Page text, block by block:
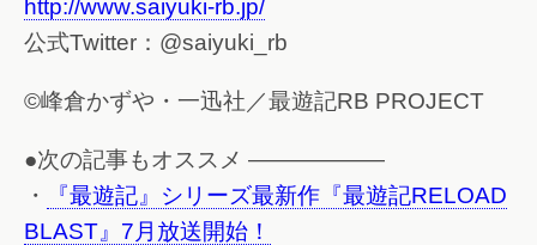
http://www.saiyuki-rb.jp/
公式Twitter：@saiyuki_rb
©峰倉かずや・一迅社／最遊記RB PROJECT
●次の記事もオススメ ——————
・
『最遊記』シリーズ最新作『最遊記RELOAD
BLAST』7月放送開始！